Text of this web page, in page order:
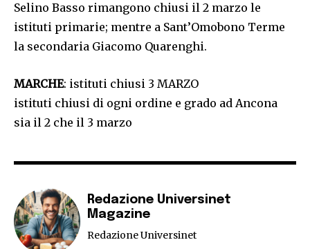
Selino Basso rimangono chiusi il 2 marzo le
istituti primarie; mentre a Sant’Omobono Terme
la secondaria Giacomo Quarenghi.
MARCHE: istituti chiusi 3 MARZO
istituti chiusi di ogni ordine e grado ad Ancona
sia il 2 che il 3 marzo
Redazione Universinet
Magazine
Redazione Universinet